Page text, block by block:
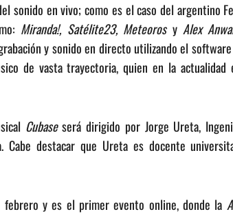
sonido en vivo; como es el caso del argentino
Miranda!, Satélite23, Meteoros yAlex
y sonido en directo utilizando el software
de vasta trayectoria, quien en la
Cubaseserá dirigido por Jorge Ureta,
Cabe destacar que Ureta es docente
y es el primer evento online, donde la